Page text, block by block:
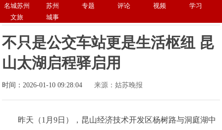
名城苏州 苏州 专题 评论 视频
学习
文旅
城事
不只是公交车站更是生活枢纽 昆
山太湖启程驿启用
时间：2026-01-10 09:28:04 来源：姑苏晚报
昨天（1月9日），昆山经济技术开发区杨树路与洞庭湖中